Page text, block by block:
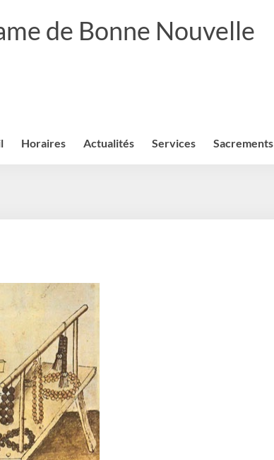
de Bonne Nouvelle
Horaires Actualités Services Sacrements